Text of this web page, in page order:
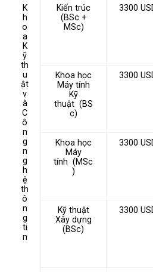
K
h
o
a
K
ỹ
th
u
ật
v
à
C
ô
n
g
n
g
h
ệ
th
ô
n
g
ti
n
Kiến trúc
(BSc +
MSc)
3300
Khoa học
Máy tính
Kỹ
thuật (BS
c)
3300
Khoa học
Máy
tính (MSc
)
3300
Kỹ thuật
Xây dựng
(BSc)
3300